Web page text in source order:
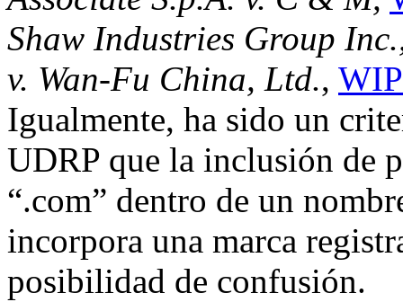
Shaw Industries Group
v. Wan-Fu China, Ltd.,
Igualmente, ha sido un
UDRP que la inclusión de
“.com” dentro de un
incorpora una marca
posibilidad de confusión.